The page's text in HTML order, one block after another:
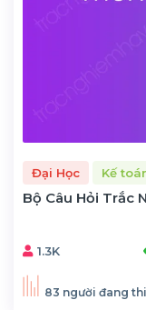
Đại Học Kế
Bộ Câu Hỏi Trắc
1.3K
83 người đang thi